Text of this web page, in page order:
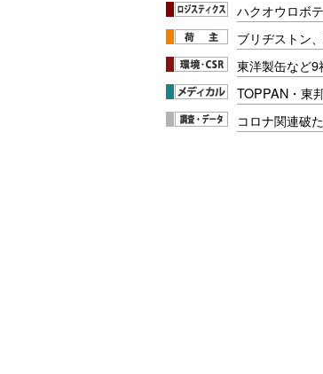
ハクオウロボ
ブリヂストン
東洋製缶など
TOPPAN・東
コロナ関連破